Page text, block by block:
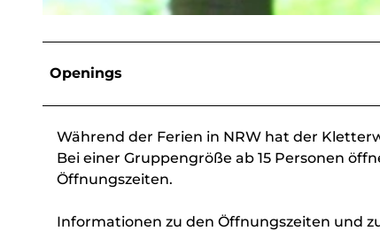
Openings
Während der Ferien in NRW hat der
Bei einer Gruppengröße ab 15 Personen
Öffnungszeiten.
Informationen zu den Öffnungszeiten und